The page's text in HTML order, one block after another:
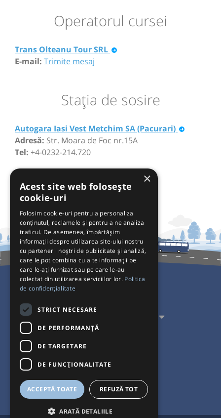
Operatorul cursei
Trans Olteanu Tour SRL
E-mail: Trimite mesaj
Staţia de sosire
Autogara Iasi Vest Metchim SA (Pacurari)
Adresă: Str. Moara de Foc nr.15A
Tel: +4-0232-214.720
Acceptăm plăți cu
×
Acest site web folosește
cookie-uri
Folosim cookie-uri pentru a personaliza
conținutul, reclamele și pentru a ne analiza
traficul. De asemenea, împărtășim
informații despre utilizarea site-ului nostru
cu partenerii noștri de publicitate și analiză,
care le pot combina cu alte informații pe
care le-ați furnizat sau pe care le-au
colectat din utilizarea serviciilor lor. Politica
de confidențialitate
STRICT NECESARE
DE PERFORMANȚĂ
DE TARGETARE
DE FUNCŢIONALITATE
ACCEPTĂ TOATE REFUZĂ TOT
ARATĂ DETALIILE